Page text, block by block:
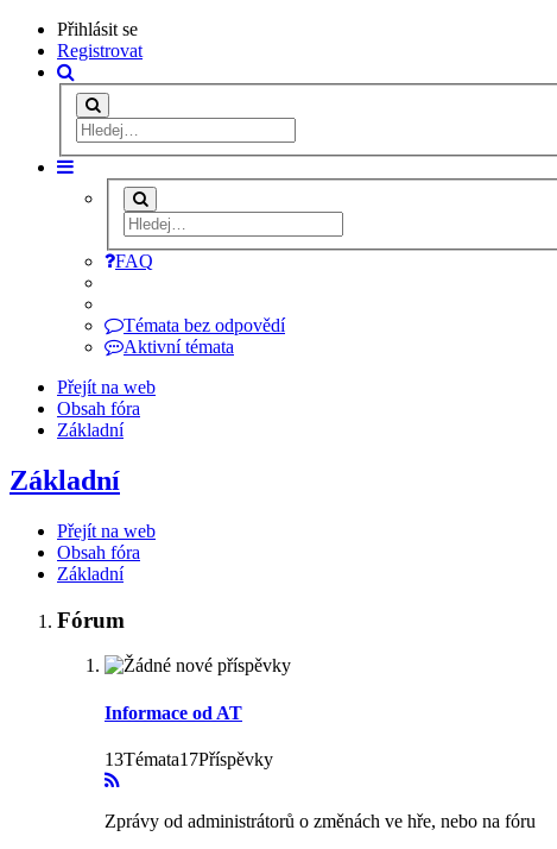
Přihlásit se
Registrovat
FAQ
Témata bez odpovědí
Aktivní témata
Přejít na web
Obsah fóra
Základní
Základní
Přejít na web
Obsah fóra
Základní
Fórum
Informace od AT
13Témata17Příspěvky
Zprávy od administrátorů o změnách ve hře, nebo na fóru